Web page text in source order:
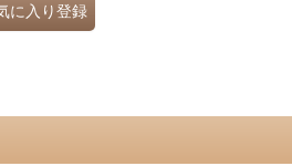
に入り登録